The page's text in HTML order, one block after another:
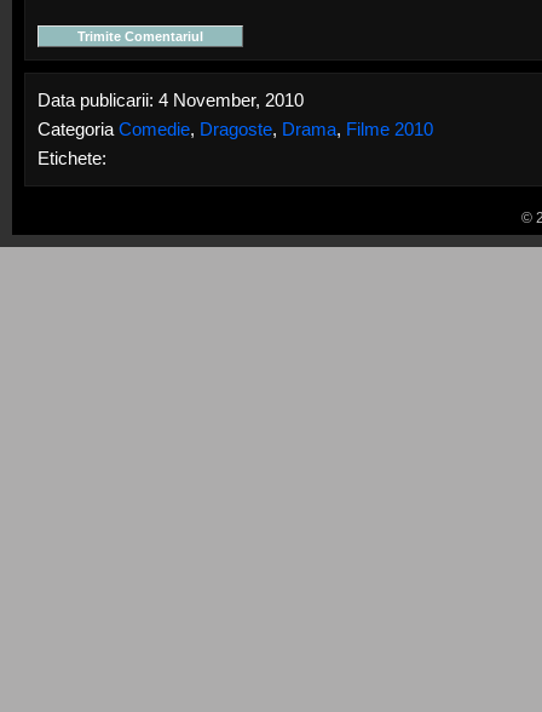
Data publicarii: 4 November, 2010
Categoria Comedie, Dragoste, Drama, Filme 2010
Etichete:
©